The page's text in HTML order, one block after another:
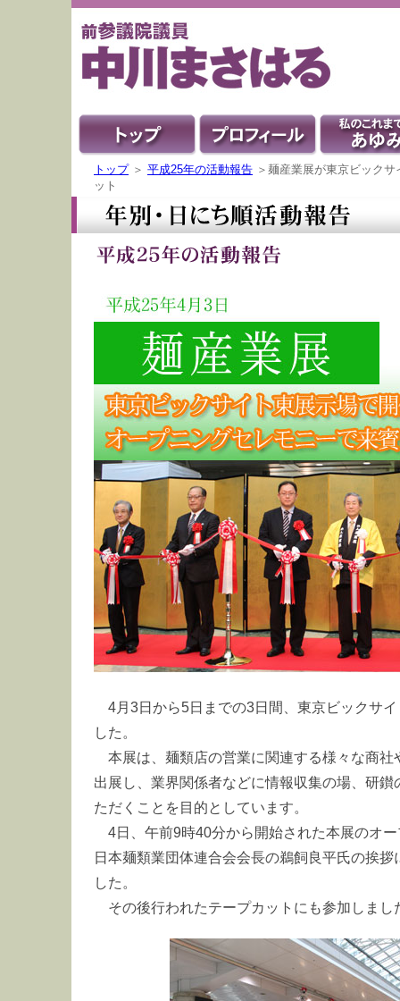
トップ＞ 平成25年の活動報告 ＞麺産業展が東京ビック
ット
4月3日から5日までの3日間、東京ビックサ
した。
本展は、麺類店の営業に関連する様々な商社
出展し、業界関係者などに情報収集の場、研
ただくことを目的としています。
4日、午前9時40分から開始された本展のオ
日本麺類業団体連合会会長の鵜飼良平氏の挨
した。
その後行われたテープカットにも参加しまし